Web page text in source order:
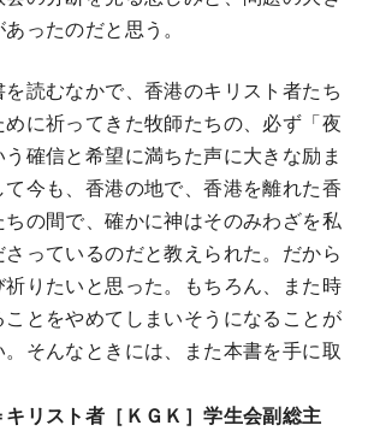
ったのだと思う。
読むなかで、香港のキリスト者たち
に祈ってきた牧師たちの、必ず「夜
確信と希望に満ちた声に大きな励ま
て今も、香港の地で、香港を離れた香
の間で、確かに神はそのみわざを私
っているのだと教えられた。だから
りたいと思った。もちろん、また時
とをやめてしまいそうになることが
そんなときには、また本書を手に取
リスト者［ＫＧＫ］学生会副総主